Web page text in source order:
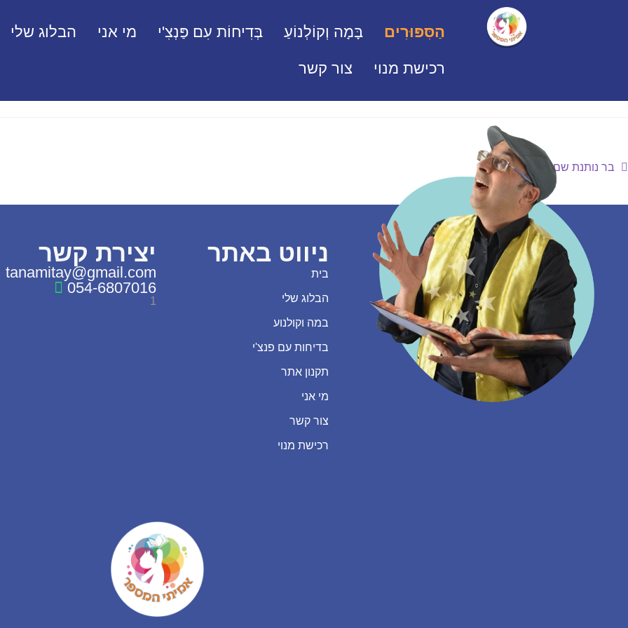
הַסִּפּוּרִים בָּמָה וְקוֹלְנוֹעַ בְּדִיחוֹת עִם פַּנְצִ'י מי אני הבלוג שלי
רכישת מנוי צור קשר
בר נותנת שם לכלב
ניווט באתר
בית
הבלוג שלי
במה וקולנוע
בדיחות עם פנצ'י
תקנון אתר
מי אני
צור קשר
רכישת מנוי
יצירת קשר
tanamitay@gmail.com
054-6807016
1